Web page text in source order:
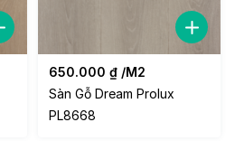
650.000 ₫ /M2
Sàn Gỗ Dream Prolux
PL8668